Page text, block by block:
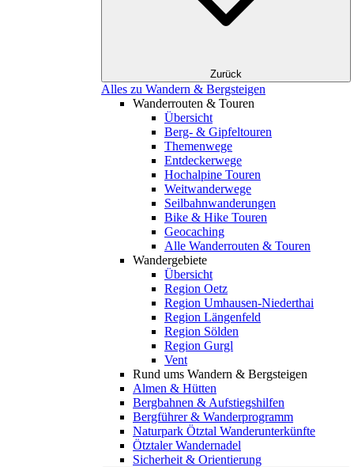
Zurück
Alles zu Wandern & Bergsteigen
Wanderrouten & Touren
Übersicht
Berg- & Gipfeltouren
Themenwege
Entdeckerwege
Hochalpine Touren
Weitwanderwege
Seilbahnwanderungen
Bike & Hike Touren
Geocaching
Alle Wanderrouten & Touren
Wandergebiete
Übersicht
Region Oetz
Region Umhausen-Niederthai
Region Längenfeld
Region Sölden
Region Gurgl
Vent
Rund ums Wandern & Bergsteigen
Almen & Hütten
Bergbahnen & Aufstiegshilfen
Bergführer & Wanderprogramm
Naturpark Ötztal Wanderunterkünfte
Ötztaler Wandernadel
Sicherheit & Orientierung